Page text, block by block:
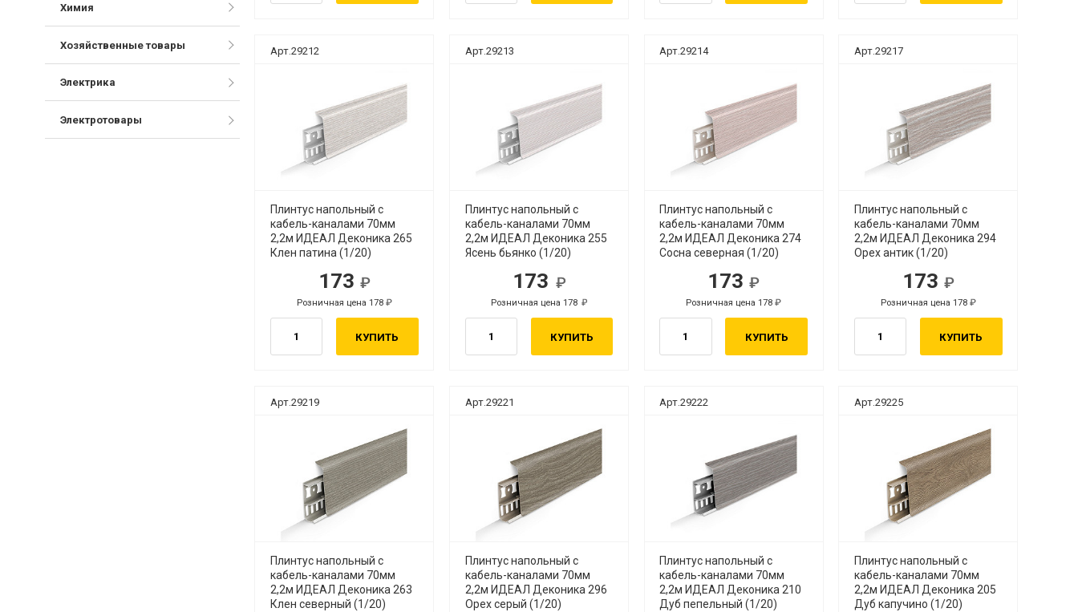
Арт.29212
Плинтус напольный с
кабель-каналами 70мм
2,2м ИДЕАЛ Деконика 265
Клен патина (1/20)
173
Розничная цена 178
КУПИТЬ
Арт.29213
Плинтус напольный с
кабель-каналами 70мм
2,2м ИДЕАЛ Деконика 255
Ясень бьянко (1/20)
173
Розничная цена 178
КУПИТЬ
Арт.29214
Плинтус напольный с
кабель-каналами 70мм
2,2м ИДЕАЛ Деконика 274
Сосна северная (1/20)
173
руб.
Розничная цена 178
руб.
КУПИТЬ
Арт.29217
Плинтус напольный с
кабель-каналами 70мм
2,2м ИДЕАЛ Деконика 294
Орех антик (1/20)
173
руб.
Розничная цена 178
руб.
КУПИТЬ
Арт.29219
Плинтус напольный с
кабель-каналами 70мм
2,2м ИДЕАЛ Деконика 263
Клен северный (1/20)
Арт.29221
Плинтус напольный с
кабель-каналами 70мм
2,2м ИДЕАЛ Деконика 296
Орех серый (1/20)
Арт.29222
Плинтус напольный с
кабель-каналами 70мм
2,2м ИДЕАЛ Деконика 210
Дуб пепельный (1/20)
Арт.29225
Плинтус напольный с
кабель-каналами 70мм
2,2м ИДЕАЛ Деконика 205
Дуб капучино (1/20)
Химия
Хозяйственные товары
Электрика
Электротовары